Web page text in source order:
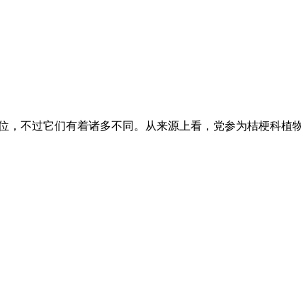
不过它们有着诸多不同。从来源上看，党参为桔梗科